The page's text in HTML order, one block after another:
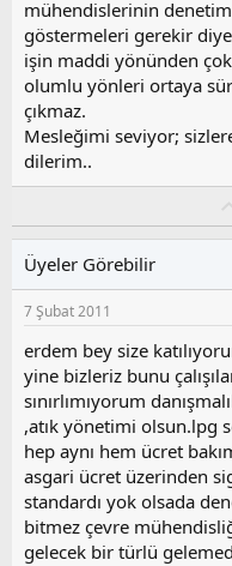
mühendislerinin
göstermeleri gerekir
işin maddi yönünden çok
olumlu yönleri ortaya
çıkmaz.
Mesleğimi seviyor;
dilerim..
Üyeler Görebilir
7 Şubat 2011
erdem bey size
yine bizleriz bunu
sınırlımıyorum
,atık yönetimi olsun.lpg
hep aynı hem ücret
asgari ücret üzerinden
standardı yok olsada
bitmez çevre
gelecek bir türlü